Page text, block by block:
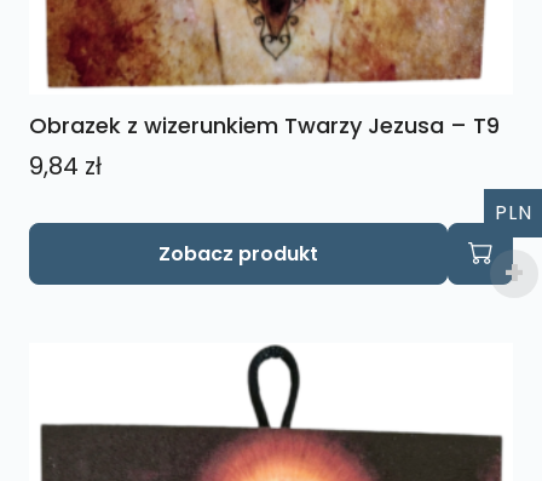
Obrazek z wizerunkiem Twarzy Jezusa – T9
9,84 zł
Zobacz produkt
PLN